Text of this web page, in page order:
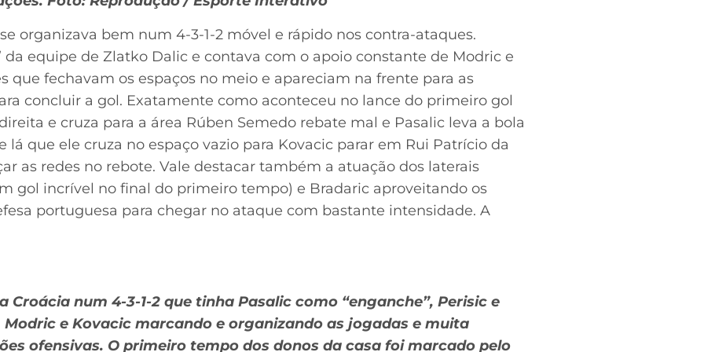
organizava bem num 4-3-1-2 móvel e rápido nos contra-ataques.
da equipe de Zlatko Dalic e contava com o apoio constante de Modric e
que fechavam os espaços no meio e apareciam na frente para as
concluir a gol. Exatamente como aconteceu no lance do primeiro gol
e cruza para a área Rúben Semedo rebate mal e Pasalic leva a bola
lá que ele cruza no espaço vazio para Kovacic parar em Rui Patrício da
as redes no rebote. Vale destacar também a atuação dos laterais
gol incrível no final do primeiro tempo) e Bradaric aproveitando os
portuguesa para chegar no ataque com bastante intensidade. A
Croácia num 4-3-1-2 que tinha Pasalic como “enganche”, Perisic e
Modric e Kovacic marcando e organizando as jogadas e muita
ofensivas. O primeiro tempo dos donos da casa foi marcado pelo